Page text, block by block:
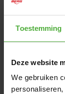
Toestemming
Deze website
We gebruiken